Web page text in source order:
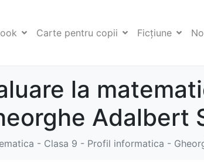
Carte pentru copii Ficţiune
la
Adalbert
- Clasa 9 - Profil informatica -